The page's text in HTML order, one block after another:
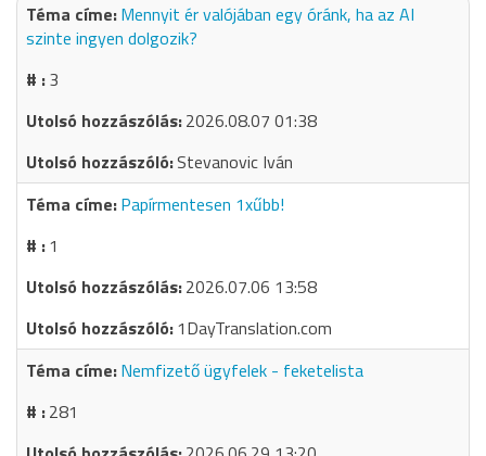
Mennyit ér valójában egy óránk, ha az AI
szinte ingyen dolgozik?
3
2026.08.07 01:38
Stevanovic Iván
Papírmentesen 1xűbb!
1
2026.07.06 13:58
1DayTranslation.com
Nemfizető ügyfelek - feketelista
281